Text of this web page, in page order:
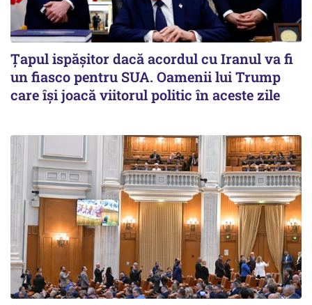
Țapul ispășitor dacă acordul cu Iranul va fi
un fiasco pentru SUA. Oamenii lui Trump
care își joacă viitorul politic în aceste zile